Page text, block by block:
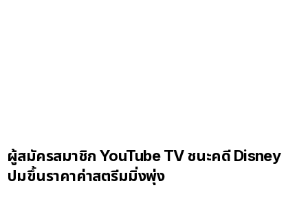
ผู้สมัครสมาชิก YouTube TV ชนะคดี Disney
ปมขึ้นราคาค่าสตรีมมิ่งพุ่ง